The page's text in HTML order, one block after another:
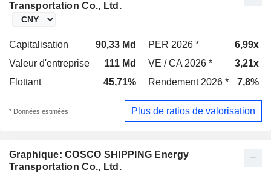
Transportation Co., Ltd.
Capitalisation 90,33 Md PER 2026 *
6,99x
Valeur d'entreprise
111 Md VE / CA 2026 *
3,21x
Flottant
45,71% Rendement 2026 * 7,8%
* Données estimées Plus de ratios de valorisation
Graphique: COSCO SHIPPING Energy
Transportation Co., Ltd.